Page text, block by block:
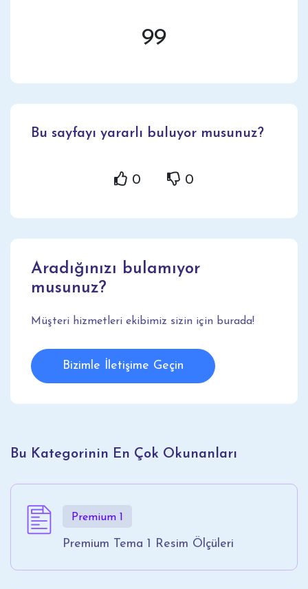
99
Bu sayfayı yararlı buluyor musunuz?
0 0
Aradığınızı bulamıyor
musunuz?
Müşteri hizmetleri ekibimiz sizin için burada!
Bizimle İletişime Geçin
Bu Kategorinin En Çok Okunanları
Premium 1
Premium Tema 1 Resim Ölçüleri